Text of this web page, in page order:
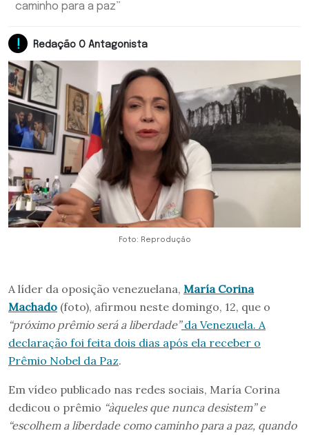
caminho para a paz”
Redação O Antagonista
Foto: Reprodução
A líder da oposição venezuelana, María Corina
Machado (foto), afirmou neste domingo, 12, que o
“próximo prêmio será a liberdade”da Venezuela. A
declaração foi feita dois dias após ela receber o
Prêmio Nobel da Paz.
Em vídeo publicado nas redes sociais, María Corina
dedicou o prêmio “àqueles que nunca desistem” e
“escolhem a liberdade como caminho para a paz, quando